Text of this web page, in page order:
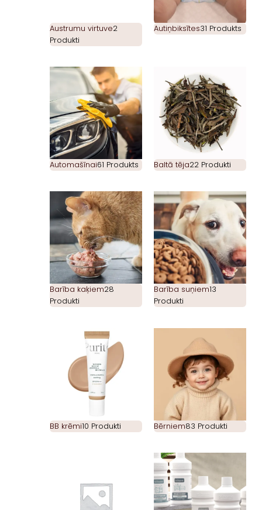
Austrumu virtuve2
Produkti
Autiņbiksītes31 Produkts
Automašīnai61 Produkts Baltā tēja22 Produkti
Barība kaķiem28
Produkti
Barība suņiem13
Produkti
BB krēmi10 Produkti Bērniem83 Produkti